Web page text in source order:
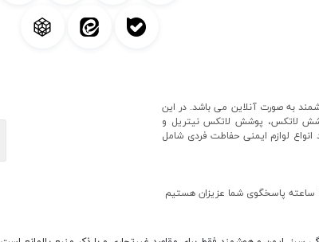
به صورت آنلاین می باشد. در این
لاتکس، پوشش لاتکس نیتریل و
انواع لوازم ایمنی حفاطت فردی شامل